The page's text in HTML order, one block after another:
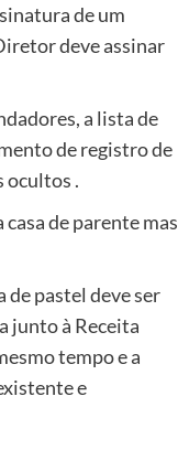
de um
deve assinar
a lista de
de registro de
ocultos .
de parente mas
de pastel deve ser
junto à Receita
tempo e a
e